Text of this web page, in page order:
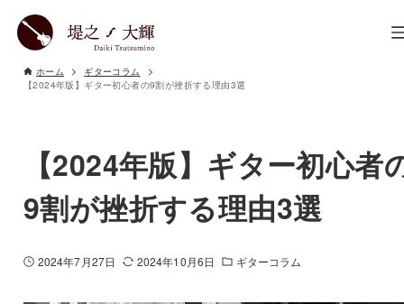
ホーム
ギターコラム
【2024年版】ギター初心者の9割が挫折する理由3選
【2024年版】ギター初心者
9割が挫折する理由3選
2024年7月27日 2024年10月6日 ギターコラム